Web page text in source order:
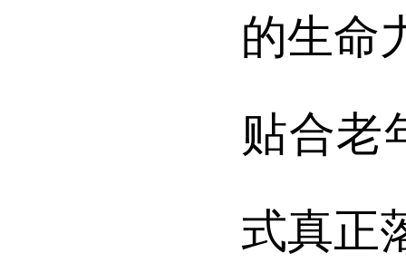
的生命
贴合老
式真正